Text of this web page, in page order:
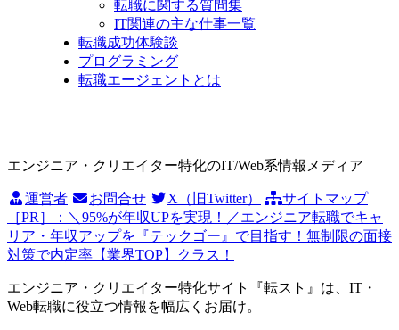
転職に関する質問集
IT関連の主な仕事一覧
転職成功体験談
プログラミング
転職エージェントとは
エンジニア・クリエイター特化のIT/Web系情報メディア
運営者 お問合せ X（旧Twitter）
サイトマップ
［PR］：＼95%が年収UPを実現！／エンジニア転職でキャ
リア・年収アップを『テックゴー』で目指す！無制限の面接
対策で内定率【業界TOP】クラス！
エンジニア・クリエイター特化サイト『転スト』は、IT・
Web転職に役立つ情報を幅広くお届け。